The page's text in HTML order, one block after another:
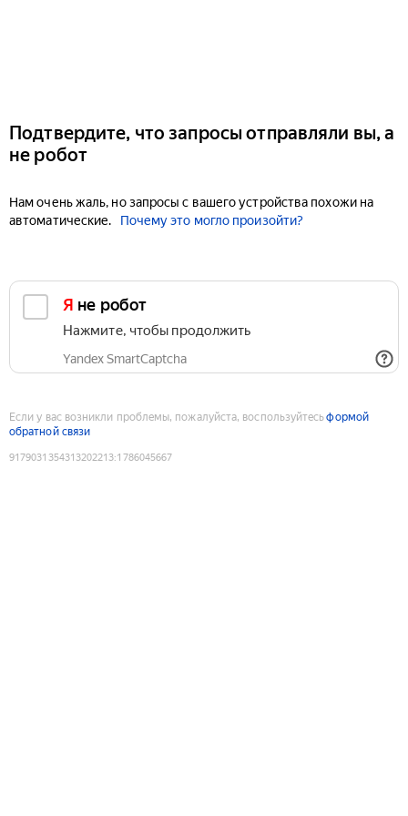
Подтвердите, что запросы отправляли вы, а
не робот
Нам очень жаль, но запросы с вашего устройства похожи на
автоматические.
Почему это могло произойти?
Я не робот
Нажмите, чтобы продолжить
Yandex SmartCaptcha
Если у вас возникли проблемы, пожалуйста, воспользуйтесьформой
обратной связи
9179031354313202213:1786045667